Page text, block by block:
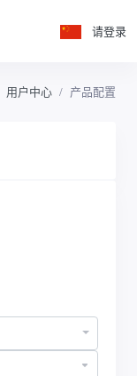
请登录
用户中心 产品配置